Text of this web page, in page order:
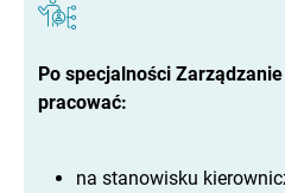
Po specjalności
pracować:
na stanowisku